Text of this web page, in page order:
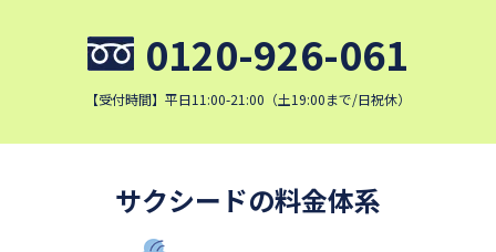
星野学園中学校
かえつ有明中学校
浜中学校
カリタス女子中学校
東京電機大学中学校
0120-926-061
【受付時間】平日11:00-21:00（土19:00まで/日祝休）
サクシードの料金体系